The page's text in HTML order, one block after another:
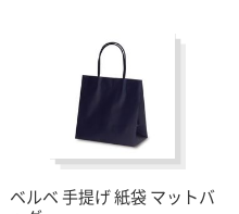
ベルベ 手提げ 紙袋 マットバ